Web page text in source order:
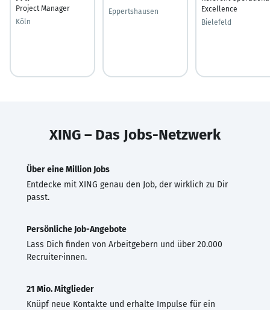
Project Manager
Köln
Eppertshausen
Excellence
Bielefeld
XING – Das Jobs-Netzwerk
Über eine Million Jobs
Entdecke mit XING genau den Job, der wirklich zu Dir
passt.
Persönliche Job-Angebote
Lass Dich finden von Arbeitgebern und über 20.000
Recruiter·innen.
21 Mio. Mitglieder
Knüpf neue Kontakte und erhalte Impulse für ein